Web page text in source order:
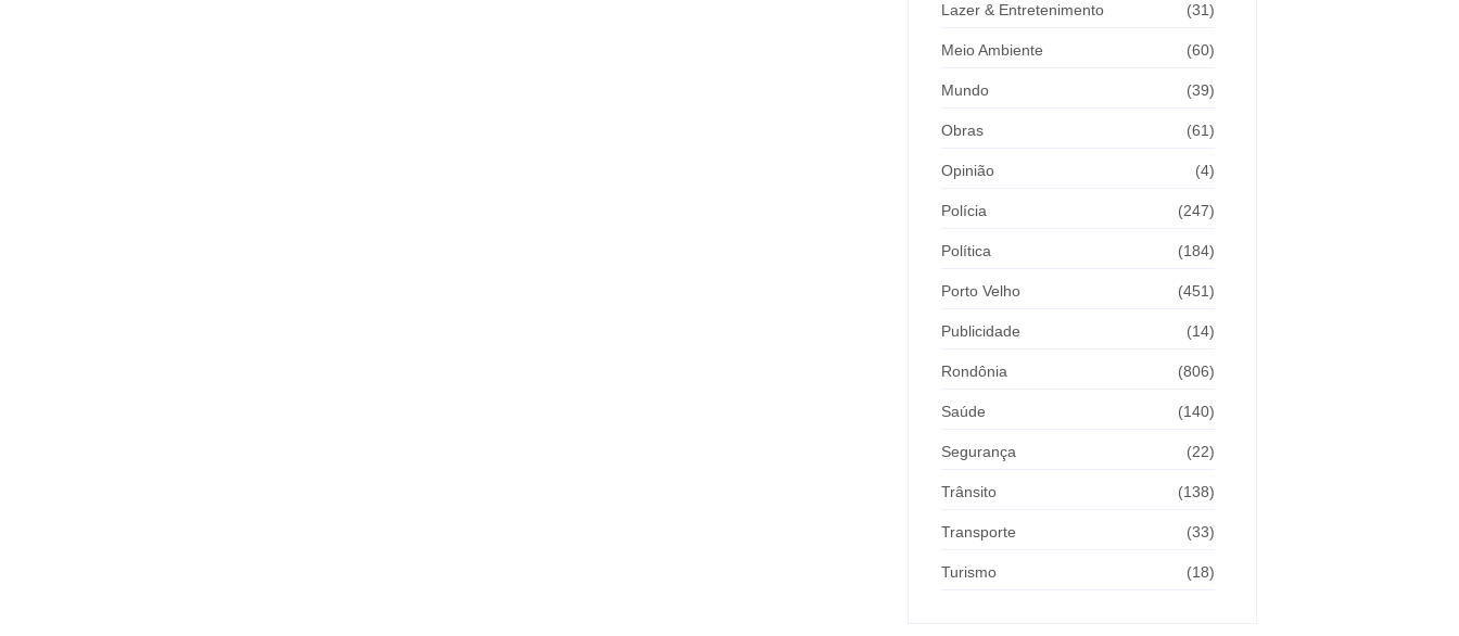
Lazer & Entretenimento (31)
Meio Ambiente (60)
Mundo (39)
Obras (61)
Opinião (4)
Polícia (247)
Política (184)
Porto Velho (451)
Publicidade (14)
Rondônia (806)
Saúde (140)
Segurança (22)
Trânsito (138)
Transporte (33)
Turismo (18)